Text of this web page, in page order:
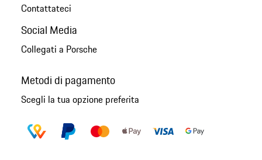
Contattateci
Social Media
Collegati a Porsche
Metodi di pagamento
Scegli la tua opzione preferita